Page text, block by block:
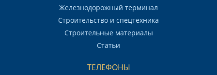
Железнодорожный терминал
Строительство и спецтехника
Строительные материалы
Статьи
ТЕЛЕФОНЫ